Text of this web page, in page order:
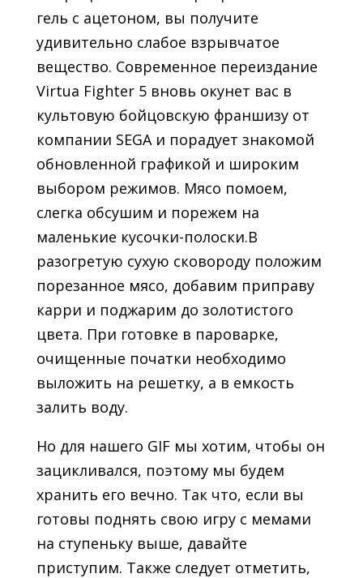
гель с ацетоном, вы получите
удивительно слабое взрывчатое
вещество. Современное переиздание
Virtua Fighter 5 вновь окунет вас в
культовую бойцовскую франшизу от
компании SEGA и порадует знакомой
обновленной графикой и широким
выбором режимов. Мясо помоем,
слегка обсушим и порежем на
маленькие кусочки-полоски.В
разогретую сухую сковороду положим
порезанное мясо, добавим приправу
карри и поджарим до золотистого
цвета. При готовке в пароварке,
очищенные початки необходимо
выложить на решетку, а в емкость
залить воду.
Но для нашего GIF мы хотим, чтобы он
зацикливался, поэтому мы будем
хранить его вечно. Так что, если вы
готовы поднять свою игру с мемами
на ступеньку выше, давайте
приступим. Также следует отметить,